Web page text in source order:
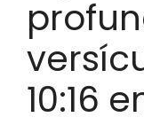
10:16